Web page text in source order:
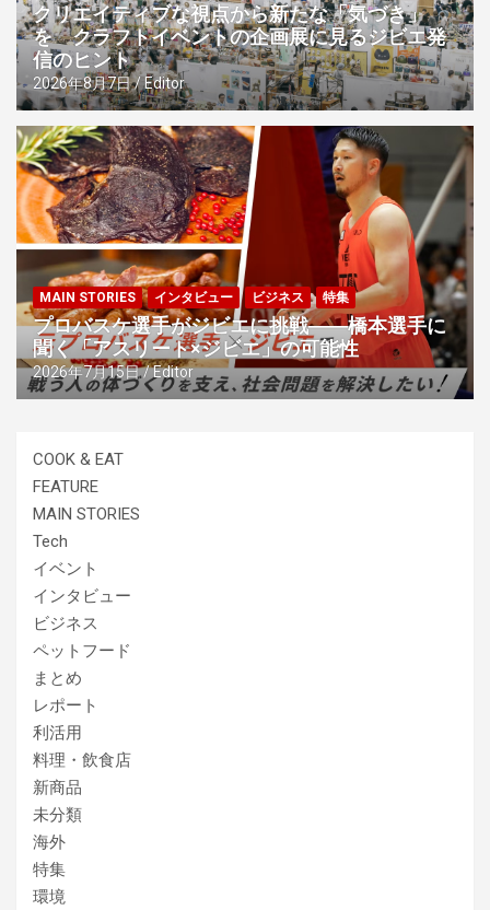
クリエイティブな視点から新たな「気づき」
を クラフトイベントの企画展に見るジビエ発
信のヒント
2026年8月7日 Editor
MAIN STORIES インタビュー ビジネス 特集
プロバスケ選手がジビエに挑戦――橋本選手に
聞く「アスリート×ジビエ」の可能性
2026年7月15日 Editor
COOK & EAT
FEATURE
MAIN STORIES
Tech
イベント
インタビュー
ビジネス
ペットフード
まとめ
レポート
利活用
料理・飲食店
新商品
未分類
海外
特集
環境